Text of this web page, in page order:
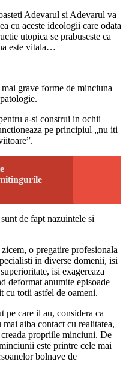
Adevarul si Adevarul va
cu aceste ideologii care odata
utopica se prabuseste ca
este vitala…
grave forme de minciuna
a-si construi in ochii
pe principiul „nu iti
de fapt nazuintele si
o pregatire profesionala
in diverse domenii, isi
isi exagereaza
deformat anumite episoade
cu totii astfel de oameni.
pe care il au, considera ca
aiba contact cu realitatea,
propriile minciuni. De
este printre cele mai
bolnave de